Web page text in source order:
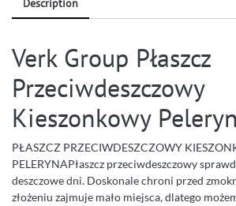
Description
Verk Group Płaszcz
Przeciwdeszczowy
Kieszonkowy
PŁASZCZ PRZECIWDESZCZOWY
PELERYNAPłaszcz przeciwdeszczowy
deszczowe dni. Doskonale chroni przed
złożeniu zajmuje mało miejsca, dlatego